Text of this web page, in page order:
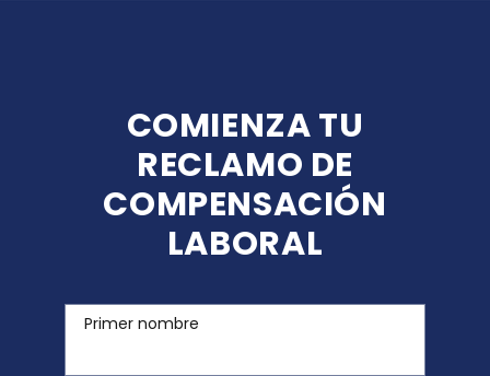
COMIENZA TU
RECLAMO DE
COMPENSACIÓN
LABORAL
Primer nombre